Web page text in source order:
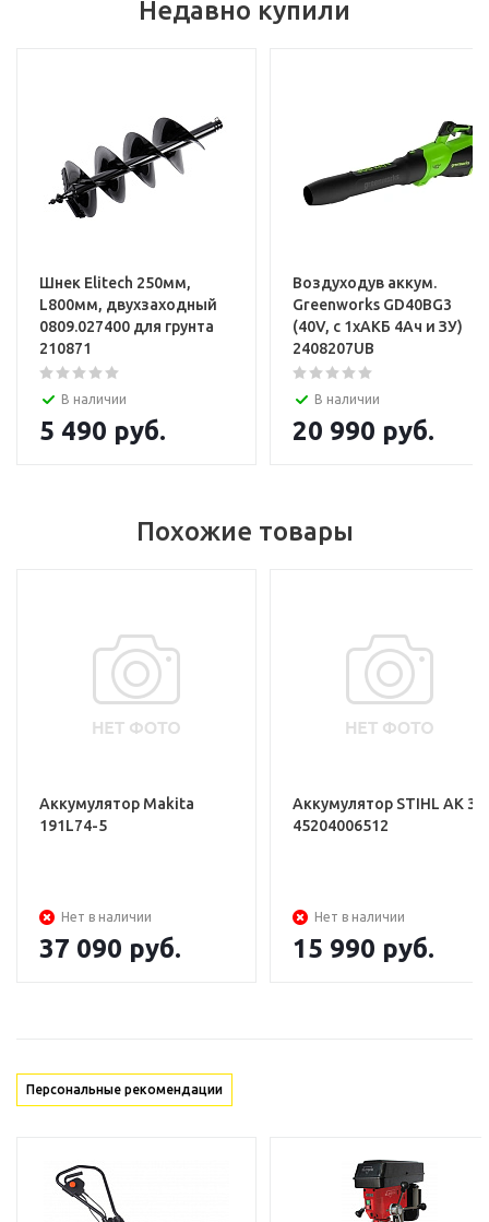
Недавно купили
Шнек Elitech 250мм,
L800мм, двухзаходный
0809.027400 для грунта
210871
В наличии
5 490 руб.
Воздуходув аккум.
Greenworks GD40BG3
(40V, с 1хАКБ 4Ач и ЗУ)
2408207UB
В наличии
20 990 руб.
Похожие товары
Аккумулятор Makita
191L74-5
Нет в наличии
37 090 руб.
Аккумулятор STIHL АK 30
45204006512
Нет в наличии
15 990 руб.
Персональные рекомендации